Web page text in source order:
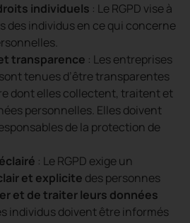
individuels : Le RGPD vise à
des individus en ce qui concerne
transparence : Les entreprises
tenues d’être transparentes
dont elles collectent, traitent et
personnelles. Elles doivent
de la protection de
: Le RGPD exige un
et explicite des personnes
et de traiter leurs données
individus doivent être informés